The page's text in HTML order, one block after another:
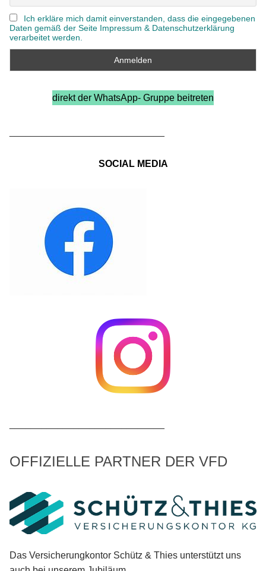
Ich erkläre mich damit einverstanden, dass die eingegebenen
Daten gemäß der Seite Impressum & Datenschutzerklärung
verarbeitet werden.
direkt der WhatsApp- Gruppe beitreten
SOCIAL MEDIA
OFFIZIELLE PARTNER DER VFD
Das Versicherungkontor Schütz & Thies unterstützt uns